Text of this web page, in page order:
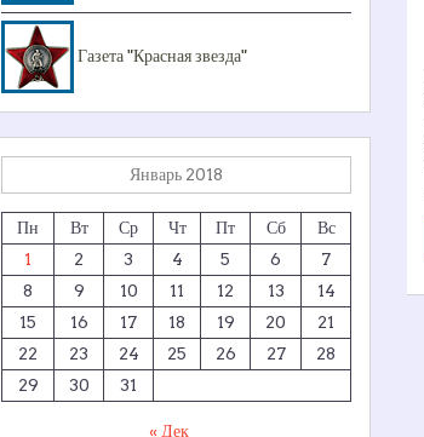
Газета "Красная звезда"
Январь 2018
Пн Вт Ср Чт Пт Сб
Вс
1
2 3 4 5 6
7
8
9 10 11 12 13
14
15
16 17 18 19 20
21
22
23 24 25 26 27
28
29
30 31
« Дек